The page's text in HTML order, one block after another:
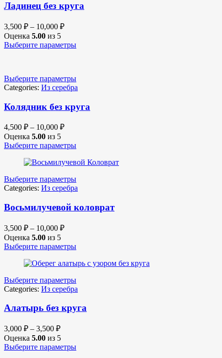
Ладинец без круга
3,500 ₽ – 10,000 ₽
Оценка 5.00 из 5
Выберите параметры
Выберите параметры
Categories: Из серебра
Колядник без круга
4,500 ₽ – 10,000 ₽
Оценка 5.00 из 5
Выберите параметры
Выберите параметры
Categories: Из серебра
Восьмилучевой коловрат
3,500 ₽ – 10,000 ₽
Оценка 5.00 из 5
Выберите параметры
Выберите параметры
Categories: Из серебра
Алатырь без круга
3,000 ₽ – 3,500 ₽
Оценка 5.00 из 5
Выберите параметры